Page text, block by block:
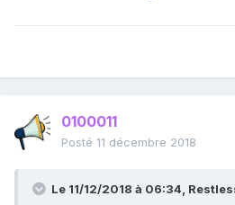
0100011
Posté 11 décembre 2018
Le 11/12/2018 à 06:34,